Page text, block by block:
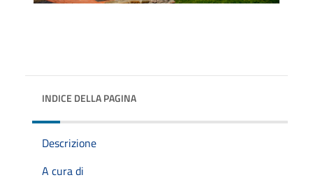
INDICE DELLA PAGINA
Descrizione
A cura di